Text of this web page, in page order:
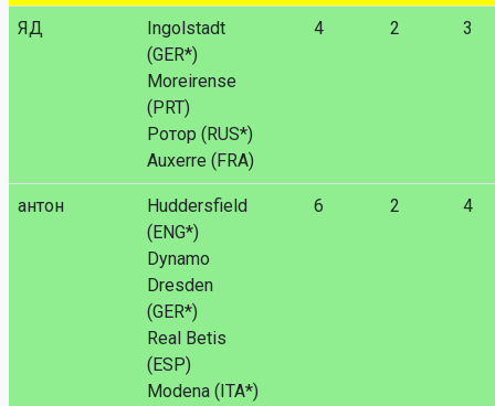
ЯД
Ingolstadt
(GER*)
Moreirense
(PRT)
Ротор (RUS*)
Auxerre (FRA)
4 2 3
антон
Huddersfield
(ENG*)
Dynamo
Dresden
(GER*)
Real Betis
(ESP)
Modena (ITA*)
6 2 4